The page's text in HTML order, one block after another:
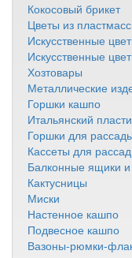
Кокосовый брикет
Цветы из
Искусственные
Искусственные
Хозтовары
Металлические
Горшки кашпо
Итальянский
Горшки для
Кассеты для
Балконные ящики
Кактусницы
Миски
Настенное кашпо
Подвесное кашпо
Вазоны-рюмки-